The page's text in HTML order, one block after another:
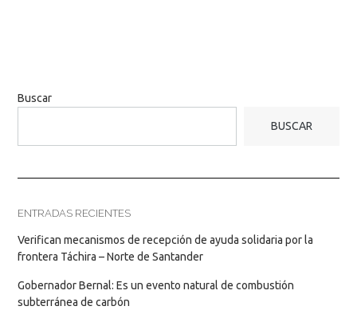
Buscar
BUSCAR
ENTRADAS RECIENTES
Verifican mecanismos de recepción de ayuda solidaria por la
frontera Táchira – Norte de Santander
Gobernador Bernal: Es un evento natural de combustión
subterránea de carbón